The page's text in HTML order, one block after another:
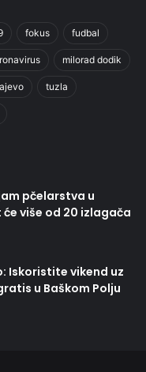
fokus fudbal
milorad dodik
tuzla
pčelarstva u
više od 20 izlagača
Iskoristite vikend uz
u Baškom Polju